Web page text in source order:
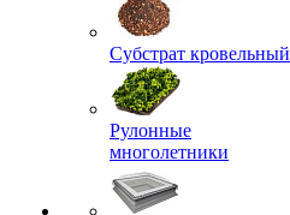
Субстрат кровельный
Рулонные
многолетники